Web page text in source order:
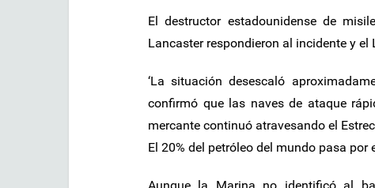
El destructor estadounidense de
Lancaster respondieron al incidente y
‘La situación desescaló
confirmó que las naves de ataque
mercante continuó atravesando el
El 20% del petróleo del mundo pasa por